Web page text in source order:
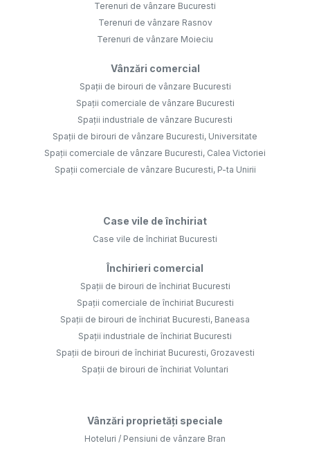
Terenuri de vânzare Bucuresti
Terenuri de vânzare Rasnov
Terenuri de vânzare Moieciu
Vânzări comercial
Spații de birouri de vânzare Bucuresti
Spații comerciale de vânzare Bucuresti
Spații industriale de vânzare Bucuresti
Spații de birouri de vânzare Bucuresti, Universitate
Spații comerciale de vânzare Bucuresti, Calea Victoriei
Spații comerciale de vânzare Bucuresti, P-ta Unirii
Case vile de închiriat
Case vile de închiriat Bucuresti
Închirieri comercial
Spații de birouri de închiriat Bucuresti
Spații comerciale de închiriat Bucuresti
Spații de birouri de închiriat Bucuresti, Baneasa
Spații industriale de închiriat Bucuresti
Spații de birouri de închiriat Bucuresti, Grozavesti
Spații de birouri de închiriat Voluntari
Vânzări proprietăți speciale
Hoteluri / Pensiuni de vânzare Bran